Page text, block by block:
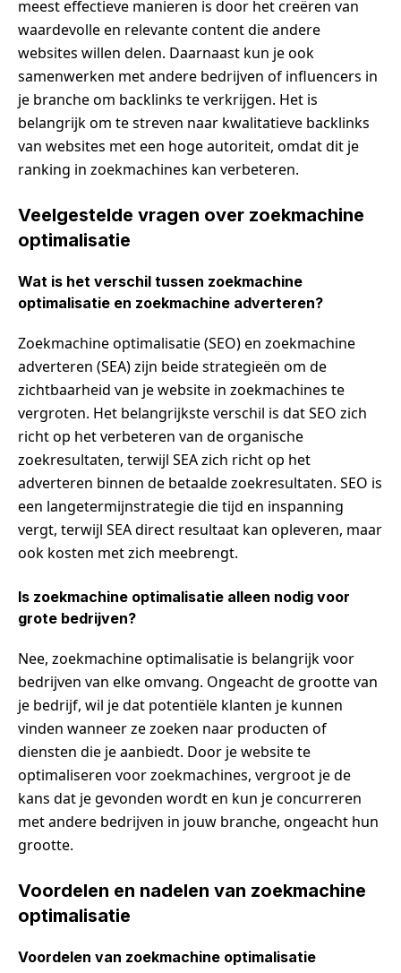
meest effectieve manieren is door het creëren van
waardevolle en relevante content die andere
websites willen delen. Daarnaast kun je ook
samenwerken met andere bedrijven of influencers in
je branche om backlinks te verkrijgen. Het is
belangrijk om te streven naar kwalitatieve backlinks
van websites met een hoge autoriteit, omdat dit je
ranking in zoekmachines kan verbeteren.
Veelgestelde vragen over zoekmachine
optimalisatie
Wat is het verschil tussen zoekmachine
optimalisatie en zoekmachine adverteren?
Zoekmachine optimalisatie (SEO) en zoekmachine
adverteren (SEA) zijn beide strategieën om de
zichtbaarheid van je website in zoekmachines te
vergroten. Het belangrijkste verschil is dat SEO zich
richt op het verbeteren van de organische
zoekresultaten, terwijl SEA zich richt op het
adverteren binnen de betaalde zoekresultaten. SEO is
een langetermijnstrategie die tijd en inspanning
vergt, terwijl SEA direct resultaat kan opleveren, maar
ook kosten met zich meebrengt.
Is zoekmachine optimalisatie alleen nodig voor
grote bedrijven?
Nee, zoekmachine optimalisatie is belangrijk voor
bedrijven van elke omvang. Ongeacht de grootte van
je bedrijf, wil je dat potentiële klanten je kunnen
vinden wanneer ze zoeken naar producten of
diensten die je aanbiedt. Door je website te
optimaliseren voor zoekmachines, vergroot je de
kans dat je gevonden wordt en kun je concurreren
met andere bedrijven in jouw branche, ongeacht hun
grootte.
Voordelen en nadelen van zoekmachine
optimalisatie
Voordelen van zoekmachine optimalisatie